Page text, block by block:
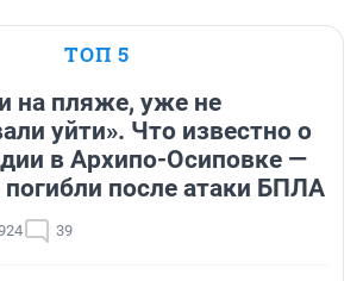
ТОП 5
на пляже, уже не
уйти». Что известно о
в Архипо-Осиповке —
после атаки БПЛА
39